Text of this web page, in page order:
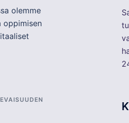
olemme
oppimisen